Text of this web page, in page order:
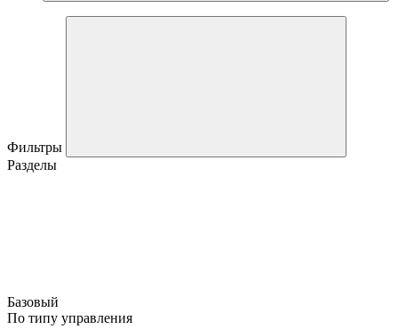
Фильтры
Разделы
Базовый
По типу управления